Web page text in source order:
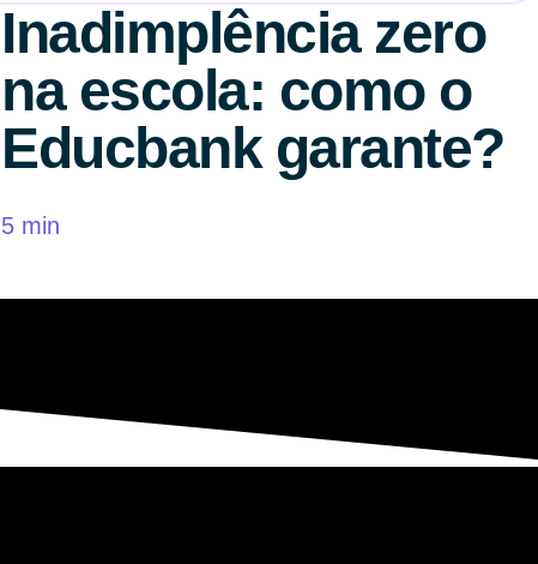
Inadimplência zero
na escola: como o
Educbank garante?
5 min